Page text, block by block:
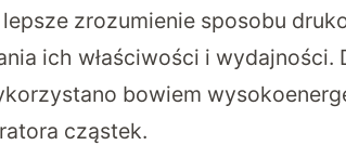
zrozumienie sposobu
ich właściwości i wydajności.
bowiem
cząstek.